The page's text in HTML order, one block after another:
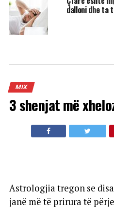
dalloni dhe ta
MIX
3 shenjat më
Astrologjia tregon se
janë më të prirura të